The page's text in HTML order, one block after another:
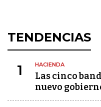
TENDENCIAS
1 HACIENDA
Las cinco
nuevo